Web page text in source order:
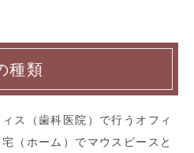
種類
ス（歯科医院）で行うオフィ
（ホーム）でマウスピースと